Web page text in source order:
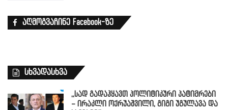
აღმოგვაჩინე Facebook-ზე
სხვადასხვა
,,სად გადაჰყავთ პოლიტიკური პატიმრები
– ირაკლი ოქრუაშვილი, გიგი უგულავა და